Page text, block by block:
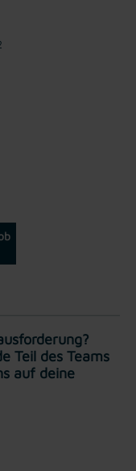
Teil des Teams
auf deine